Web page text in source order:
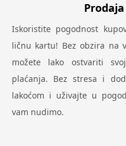
Iskoristite pogodnost
ličnu kartu! Bez obzira na
možete lako ostvariti
plaćanja. Bez stresa i
lakoćom i uživajte u
vam nudimo.